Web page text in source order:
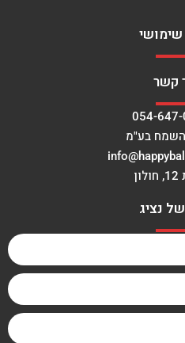
קשר
054-
השמח בע"מ
נציג